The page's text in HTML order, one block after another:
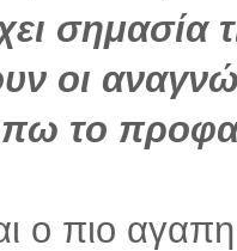
σημασία
οι
το
ο πιο